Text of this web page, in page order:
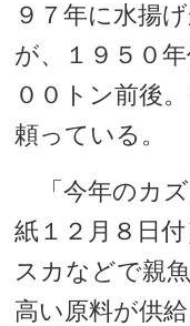
９７年に水揚
が、１９５０
００トン前後
頼っている。
「今年のカ
紙１２月８日
スカなどで親
高い原料が供